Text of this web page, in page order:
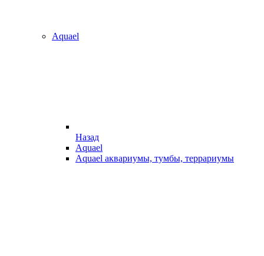
Aquael
Назад
Aquael
Aquael аквариумы, тумбы, террариумы